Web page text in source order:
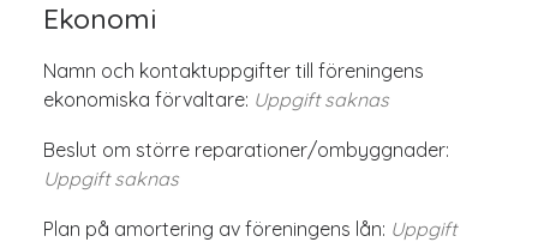
Ekonomi
Namn och kontaktuppgifter till föreningens
ekonomiska förvaltare: Uppgift saknas
Beslut om större reparationer/ombyggnader:
Uppgift saknas
Plan på amortering av föreningens lån: Uppgift